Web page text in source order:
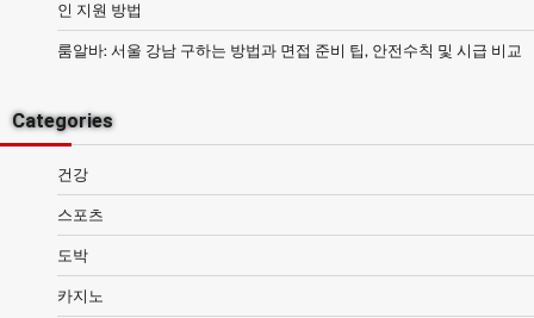
인 지원 방법
룸알바: 서울 강남 구하는 방법과 면접 준비 팁, 안전수칙 및 시급 비교
Categories
건강
스포츠
도박
카지노